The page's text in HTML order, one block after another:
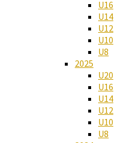
U16
U14
U12
U10
U8
2025
U20
U16
U14
U12
U10
U8